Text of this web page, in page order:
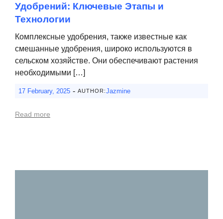
Удобрений: Ключевые Этапы и
Технологии
Комплексные удобрения, также известные как
смешанные удобрения, широко используются в
сельском хозяйстве. Они обеспечивают растения
необходимыми […]
17 February, 2025 - AUTHOR:Jazmine
Read more